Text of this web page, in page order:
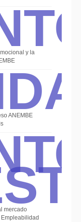
y la
ANEMBE
mercado